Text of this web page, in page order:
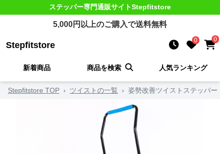
ステッパー専門通販サイトStepfitstore
5,000円以上のご購入で送料無料
Stepfitstore 0 0
新着商品 商品を検索 人気ランキング
Stepfitstore TOP › ツイストの一覧 › 姿勢改善ツイストステッパー